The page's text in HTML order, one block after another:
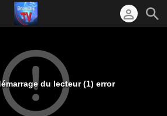
du lecteur (1) error